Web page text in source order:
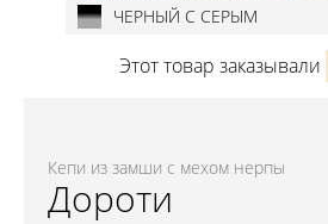
ЧЕРНЫЙ С СЕРЫМ
Этот товар заказывали
Кепи из замши с мехом нерпы
Дороти